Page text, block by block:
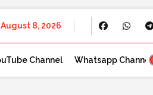
August 8, 2026
Channel Whatsapp Channel